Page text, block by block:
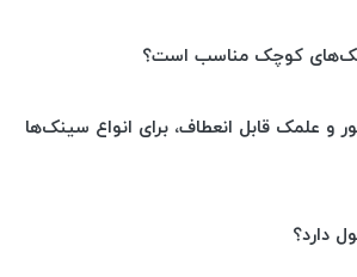
کوچک مناسب است؟
و علمک قابل انعطاف، برای انواع سینک‌ها
دارد؟